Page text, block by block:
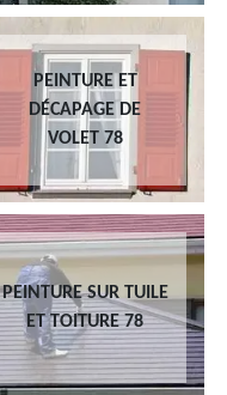
PEINTURE ET
DÉCAPAGE DE
VOLET 78
PEINTURE SUR TUILE
ET TOITURE 78